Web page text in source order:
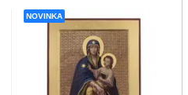
NOVINKA